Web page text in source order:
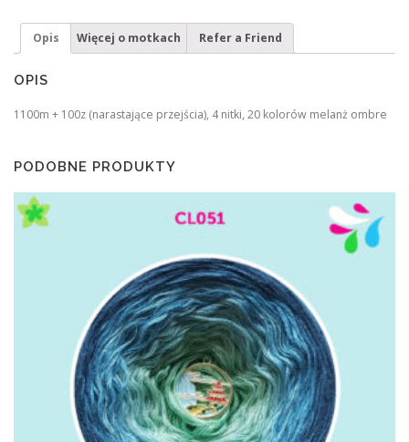
Opis Więcej o motkach Refer a Friend
OPIS
1100m + 100z (narastające przejścia), 4 nitki, 20 kolorów melanż ombre
PODOBNE PRODUKTY